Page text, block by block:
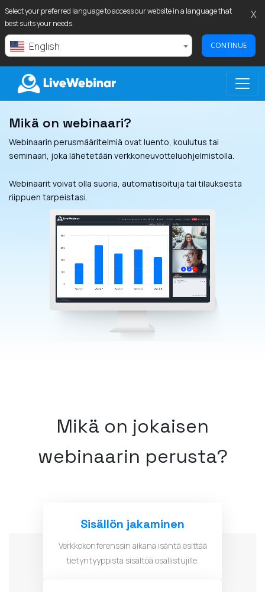
Select your preferred language to access our website in a language that
best suits your needs.
English CONTINUE
X
LIVEWEBINAR.COM
Mikä on webinaari?
Webinaarin perusmääritelmiä ovat luento, koulutus tai
seminaari, joka lähetetään verkkoneuvotteluohjelmistolla.
Webinaarit voivat olla suoria, automatisoituja tai tilauksesta
riippuen tarpeistasi.
Mikä on jokaisen
webinaarin perusta?
Sisällön jakaminen
Verkkokonferenssin aikana isäntä esittää
tietyntyyppistä sisältöä osallistujille.